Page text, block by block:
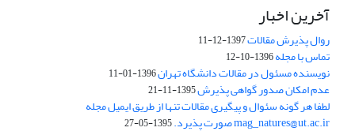
آخرین اخبار
روال پذیرش مقالات1397-12-11
تماس با مجله1396-10-12
نویسنده مسئول در مقالات دانشگاه تهران1396-01-11
عدم امکان صدور گواهی پذیرش1395-11-21
لطفا هر گونه سئوال و پیگیری مقالات تنها از طریق ایمیل مجله
mag_natures@ut.ac.ir صورت پذیرد. 1395-05-27